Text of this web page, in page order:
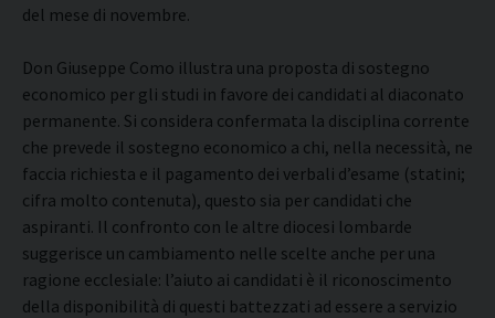
del mese di novembre.
Don Giuseppe Como illustra una proposta di sostegno
economico per gli studi in favore dei candidati al diaconato
permanente. Si considera confermata la disciplina corrente
che prevede il sostegno economico a chi, nella necessità, ne
faccia richiesta e il pagamento dei verbali d’esame (statini;
cifra molto contenuta), questo sia per candidati che
aspiranti. Il confronto con le altre diocesi lombarde
suggerisce un cambiamento nelle scelte anche per una
ragione ecclesiale: l’aiuto ai candidati è il riconoscimento
della disponibilità di questi battezzati ad essere a servizio